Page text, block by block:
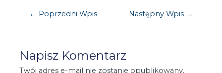
← Poprzedni Wpis Następny Wpis →
Napisz Komentarz
Twój adres e-mail nie zostanie opublikowany.